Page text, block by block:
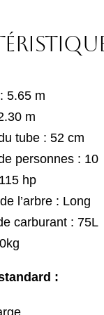
5.65 m
m
tube : 52 cm
personnes : 10
hp
l’arbre : Long
carburant : 75L
: